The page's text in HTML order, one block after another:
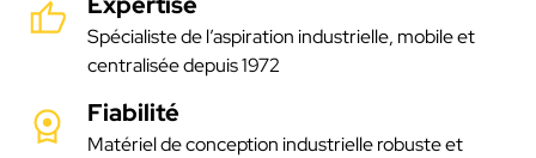
Spécialiste de l’aspiration industrielle, mobile et
centralisée depuis 1972
Fiabilité
Matériel de conception industrielle robuste et